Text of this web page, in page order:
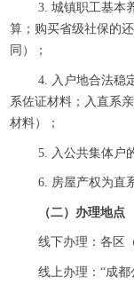
3. 城镇职工基本
算；购买省级社保的
同）；
4. 入户地合法稳
系佐证材料；入直系
材料）；
5. 入公共集体
6. 房屋产权为直
（二）办理地点
线下办理：各区
线上办理：“